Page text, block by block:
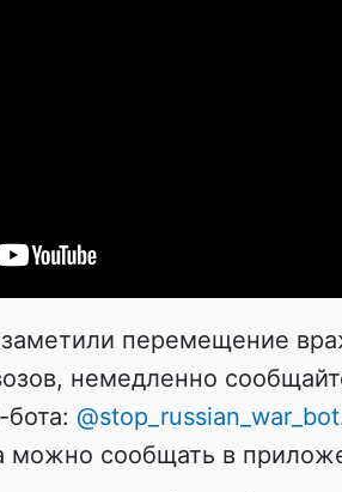
перемещение
немедленно
@stop_russian_war_bot
можно сообщать в